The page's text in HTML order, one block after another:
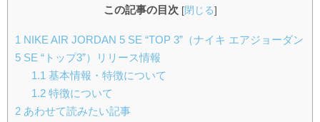
この記事の目次 [閉じる]
1 NIKE AIR JORDAN 5 SE “TOP 3”（ナイキ エアジョーダン
5 SE “トップ3”）リリース情報
1.1 基本情報・特徴について
1.2特徴について
2 あわせて読みたい記事